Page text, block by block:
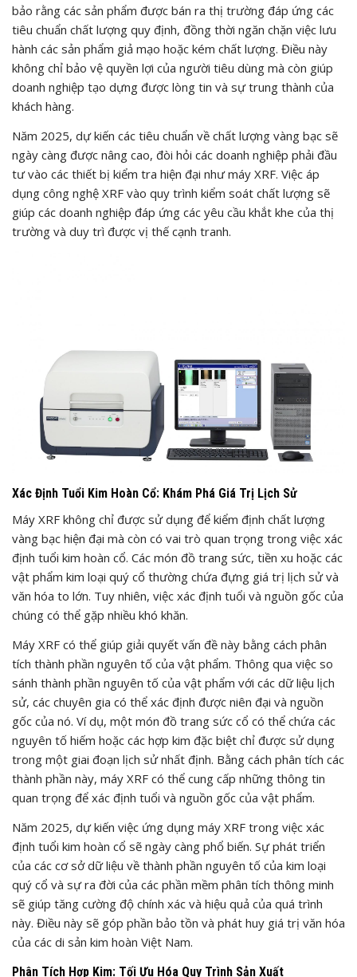
bảo rằng các sản phẩm được bán ra thị trường đáp ứng các
tiêu chuẩn chất lượng quy định, đồng thời ngăn chặn việc lưu
hành các sản phẩm giả mạo hoặc kém chất lượng. Điều này
không chỉ bảo vệ quyền lợi của người tiêu dùng mà còn giúp
doanh nghiệp tạo dựng được lòng tin và sự trung thành của
khách hàng.
Năm 2025, dự kiến các tiêu chuẩn về chất lượng vàng bạc sẽ
ngày càng được nâng cao, đòi hỏi các doanh nghiệp phải đầu
tư vào các thiết bị kiểm tra hiện đại như máy XRF. Việc áp
dụng công nghệ XRF vào quy trình kiểm soát chất lượng sẽ
giúp các doanh nghiệp đáp ứng các yêu cầu khắt khe của thị
trường và duy trì được vị thế cạnh tranh.
Xác Định Tuổi Kim Hoàn Cổ: Khám Phá Giá Trị Lịch Sử
Máy XRF không chỉ được sử dụng để kiểm định chất lượng
vàng bạc hiện đại mà còn có vai trò quan trọng trong việc xác
định tuổi kim hoàn cổ. Các món đồ trang sức, tiền xu hoặc các
vật phẩm kim loại quý cổ thường chứa đựng giá trị lịch sử và
văn hóa to lớn. Tuy nhiên, việc xác định tuổi và nguồn gốc của
chúng có thể gặp nhiều khó khăn.
Máy XRF có thể giúp giải quyết vấn đề này bằng cách phân
tích thành phần nguyên tố của vật phẩm. Thông qua việc so
sánh thành phần nguyên tố của vật phẩm với các dữ liệu lịch
sử, các chuyên gia có thể xác định được niên đại và nguồn
gốc của nó. Ví dụ, một món đồ trang sức cổ có thể chứa các
nguyên tố hiếm hoặc các hợp kim đặc biệt chỉ được sử dụng
trong một giai đoạn lịch sử nhất định. Bằng cách phân tích các
thành phần này, máy XRF có thể cung cấp những thông tin
quan trọng để xác định tuổi và nguồn gốc của vật phẩm.
Năm 2025, dự kiến việc ứng dụng máy XRF trong việc xác
định tuổi kim hoàn cổ sẽ ngày càng phổ biến. Sự phát triển
của các cơ sở dữ liệu về thành phần nguyên tố của kim loại
quý cổ và sự ra đời của các phần mềm phân tích thông minh
sẽ giúp tăng cường độ chính xác và hiệu quả của quá trình
này. Điều này sẽ góp phần bảo tồn và phát huy giá trị văn hóa
của các di sản kim hoàn Việt Nam.
Phân Tích Hợp Kim: Tối Ưu Hóa Quy Trình Sản Xuất